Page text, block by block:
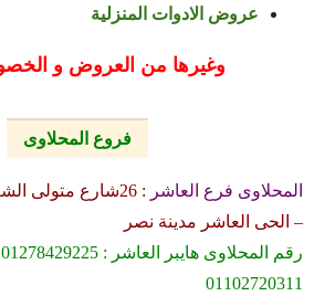
عروض الادوات المنزلية
وغيرها من العروض و
فروع المحلاوى
المحلاوى فرع العاشر
: 26شارع متولى
– الحى العاشر مدينة نصر
01102720311